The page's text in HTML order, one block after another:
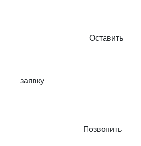
Оставить
заявку
Позвонить